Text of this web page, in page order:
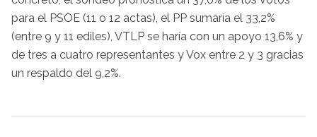
para el PSOE (11 o 12 actas), el PP sumaría el 33,2%
(entre 9 y 11 ediles), VTLP se haría con un apoyo 13,6% y
de tres a cuatro representantes y Vox entre 2 y 3 gracias
un respaldo del 9,2%.